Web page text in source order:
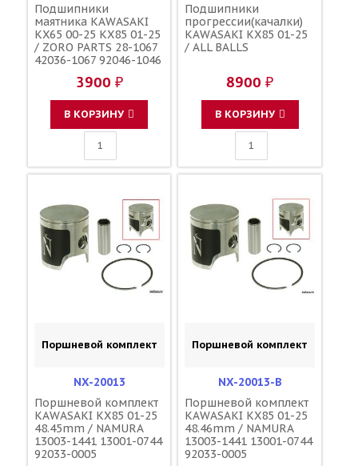
Подшипники
маятника KAWASAKI
KX65 00-25 KX85 01-25
/ ZORO PARTS 28-1067
42036-1067 92046-1046
3900 ₽
В КОРЗИНУ
Подшипники
прогрессии(качалки)
KAWASAKI KX85 01-25
/ ALL BALLS
8900 ₽
В КОРЗИНУ
Поршневой комплект
NX-20013
Поршневой комплект
KAWASAKI KX85 01-25
48.45mm / NAMURA
13003-1441 13001-0744
92033-0005
Поршневой комплект
NX-20013-B
Поршневой комплект
KAWASAKI KX85 01-25
48.46mm / NAMURA
13003-1441 13001-0744
92033-0005